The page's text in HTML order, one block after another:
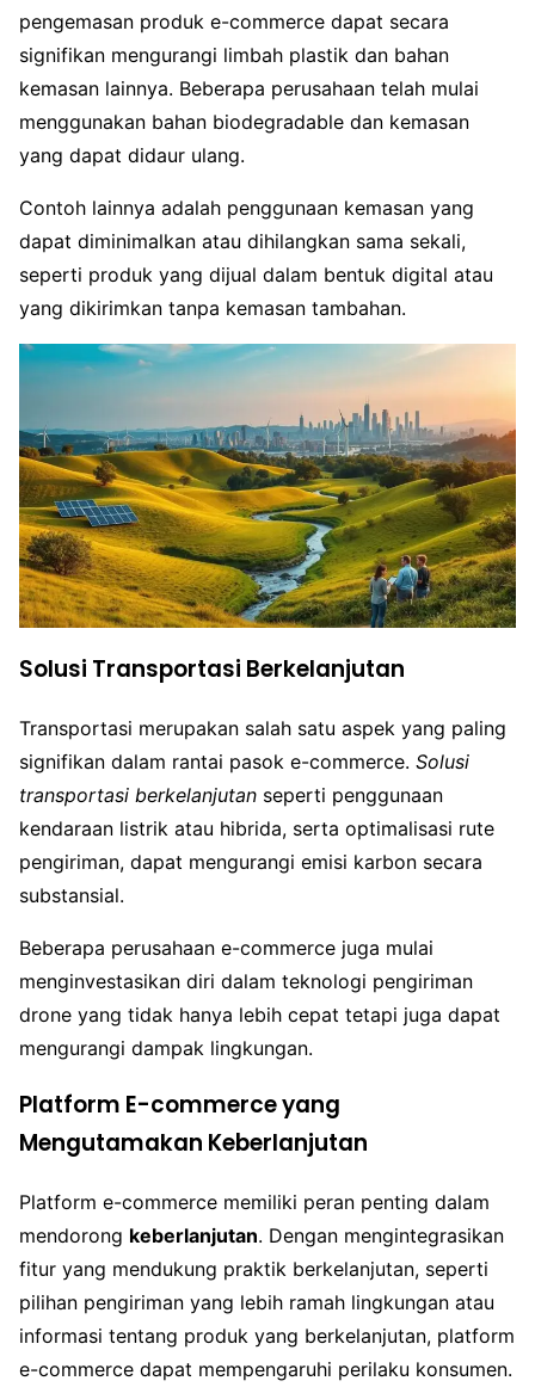
pengemasan produk e-commerce dapat secara
signifikan mengurangi limbah plastik dan bahan
kemasan lainnya. Beberapa perusahaan telah mulai
menggunakan bahan biodegradable dan kemasan
yang dapat didaur ulang.
Contoh lainnya adalah penggunaan kemasan yang
dapat diminimalkan atau dihilangkan sama sekali,
seperti produk yang dijual dalam bentuk digital atau
yang dikirimkan tanpa kemasan tambahan.
Solusi Transportasi Berkelanjutan
Transportasi merupakan salah satu aspek yang paling
signifikan dalam rantai pasok e-commerce. Solusi
transportasi berkelanjutan seperti penggunaan
kendaraan listrik atau hibrida, serta optimalisasi rute
pengiriman, dapat mengurangi emisi karbon secara
substansial.
Beberapa perusahaan e-commerce juga mulai
menginvestasikan diri dalam teknologi pengiriman
drone yang tidak hanya lebih cepat tetapi juga dapat
mengurangi dampak lingkungan.
Platform E-commerce yang
Mengutamakan Keberlanjutan
Platform e-commerce memiliki peran penting dalam
mendorong keberlanjutan. Dengan mengintegrasikan
fitur yang mendukung praktik berkelanjutan, seperti
pilihan pengiriman yang lebih ramah lingkungan atau
informasi tentang produk yang berkelanjutan, platform
e-commerce dapat mempengaruhi perilaku konsumen.